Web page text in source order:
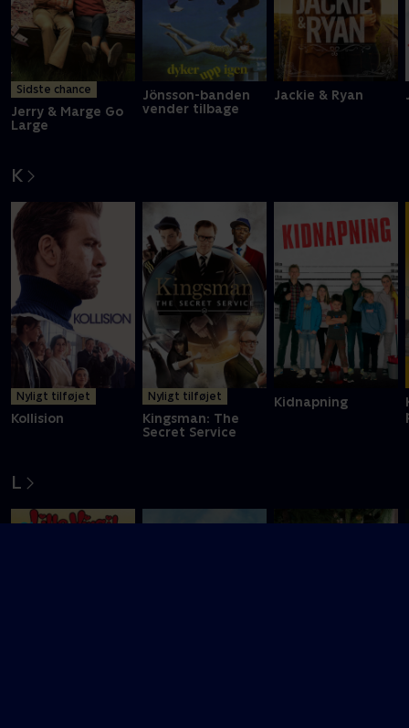
Sidste chance
Jerry & Marge Go
Large
Jönsson-banden
vender tilbage
Jackie & Ryan
K
Nyligt tilføjet
Kollision
Nyligt tilføjet
Kingsman: The
Secret Service
Kidnapning
L